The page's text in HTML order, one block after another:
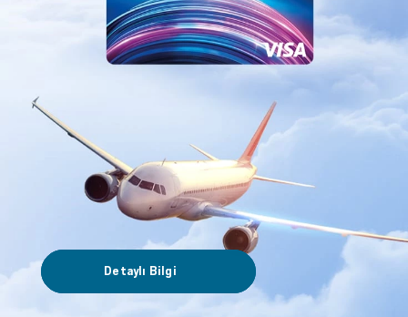
Hemen Başvur
Detaylı Bilgi